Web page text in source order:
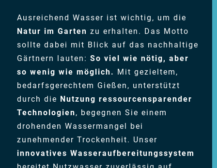
Ausreichend Wasser ist wichtig, um die
Natur im Garten zu erhalten. Das Motto
sollte dabei mit Blick auf das nachhaltige
Gärtnern lauten: So viel wie nötig, aber
so wenig wie möglich. Mit gezieltem,
bedarfsgerechtem Gießen, unterstützt
durch die Nutzung ressourcensparender
Technologien, begegnen Sie einem
drohenden Wassermangel bei
zunehmender Trockenheit. Unser
innovatives Wasseraufbereitungssystem